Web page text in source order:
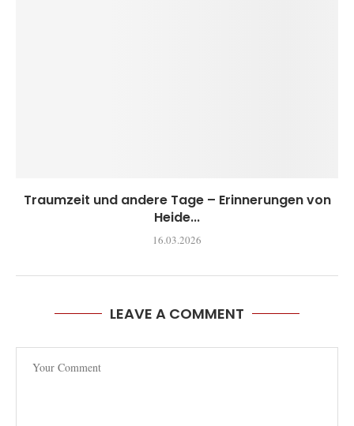
Traumzeit und andere Tage – Erinnerungen von
Heide...
16.03.2026
LEAVE A COMMENT